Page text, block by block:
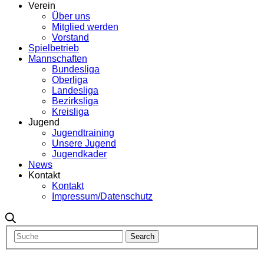
Verein
Über uns
Mitglied werden
Vorstand
Spielbetrieb
Mannschaften
Bundesliga
Oberliga
Landesliga
Bezirksliga
Kreisliga
Jugend
Jugendtraining
Unsere Jugend
Jugendkader
News
Kontakt
Kontakt
Impressum/Datenschutz